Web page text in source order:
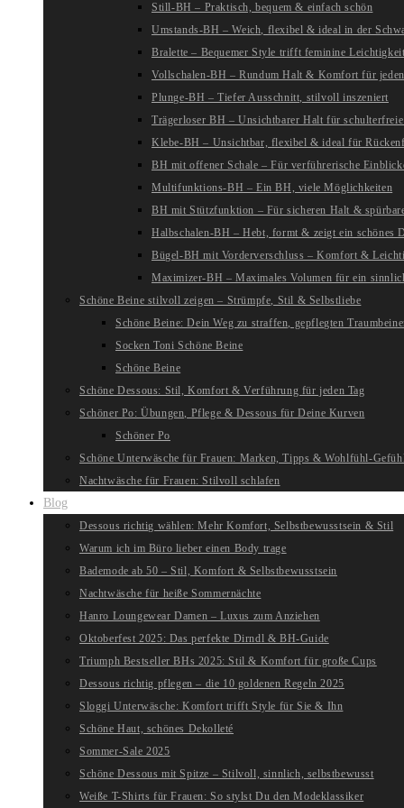
Still-BH – Praktisch, bequem & einfach schön
Umstands-BH – Weich, flexibel & ideal in der
Bralette – Bequemer Style trifft feminine
Vollschalen-BH – Rundum Halt & Komfort für
Plunge-BH – Tiefer Ausschnitt, stilvoll inszeniert
Trägerloser BH – Unsichtbarer Halt für
Klebe-BH – Unsichtbar, flexibel & ideal für
BH mit offener Schale – Für verführerische
Multifunktions-BH – Ein BH, viele Möglichkeiten
BH mit Stützfunktion – Für sicheren Halt &
Halbschalen-BH – Hebt, formt & zeigt ein schönes
Bügel-BH mit Vorderverschluss – Komfort &
Maximizer-BH – Maximales Volumen für ein
Schöne Beine stilvoll zeigen – Strümpfe, Stil & Selbstliebe
Schöne Beine: Dein Weg zu straffen, gepflegten
Socken Toni Schöne Beine
Schöne Beine
Schöne Dessous: Stil, Komfort & Verführung für jeden Tag
Schöner Po: Übungen, Pflege & Dessous für Deine Kurven
Schöner Po
Schöne Unterwäsche für Frauen: Marken, Tipps & Wohlfühl-
Nachtwäsche für Frauen: Stilvoll schlafen
Blog
Dessous richtig wählen: Mehr Komfort, Selbstbewusstsein & Stil
Warum ich im Büro lieber einen Body trage
Bademode ab 50 – Stil, Komfort & Selbstbewusstsein
Nachtwäsche für heiße Sommernächte
Hanro Loungewear Damen – Luxus zum Anziehen
Oktoberfest 2025: Das perfekte Dirndl & BH-Guide
Triumph Bestseller BHs 2025: Stil & Komfort für große Cups
Dessous richtig pflegen – die 10 goldenen Regeln 2025
Sloggi Unterwäsche: Komfort trifft Style für Sie & Ihn
Schöne Haut, schönes Dekolleté
Sommer-Sale 2025
Schöne Dessous mit Spitze – Stilvoll, sinnlich, selbstbewusst
Weiße T-Shirts für Frauen: So stylst Du den Modeklassiker